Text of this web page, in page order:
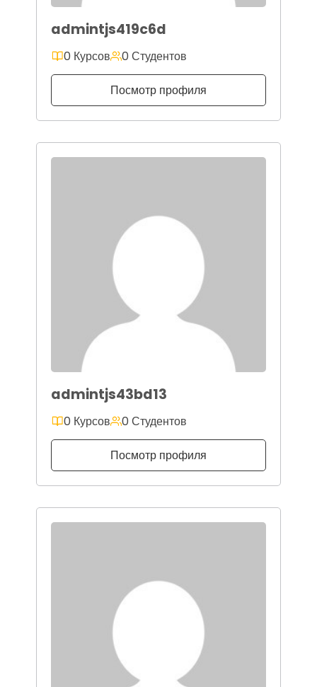
admintjs419c6d
0 Курсов 0 Студентов
Посмотр профиля
admintjs43bd13
0 Курсов 0 Студентов
Посмотр профиля